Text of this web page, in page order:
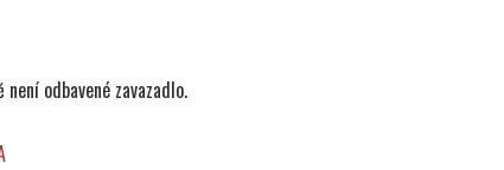
odbavené zavazadlo.